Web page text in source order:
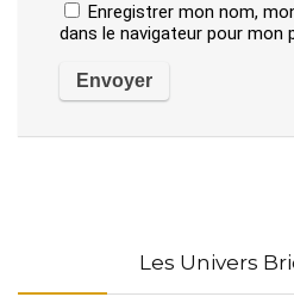
Enregistrer mon nom,
dans le navigateur pour mon
Les Univers